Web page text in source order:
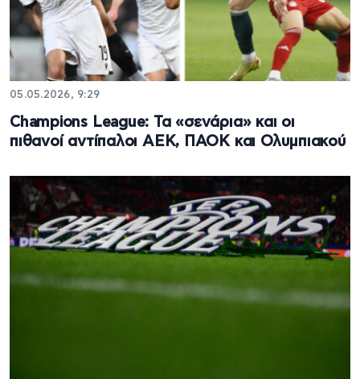
05.05.2026, 9:29
Champions League: Τα «σενάρια» και οι
πιθανοί αντίπαλοι ΑΕΚ, ΠΑΟΚ και Ολυμπιακού